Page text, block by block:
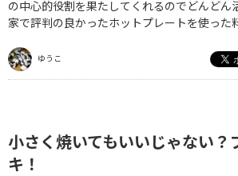
の中心的役割を果たしてくれるのでどんどん
家で評判の良かったホットプレートを使った
ゆうこ
小さく焼いてもいいじゃない？
キ！